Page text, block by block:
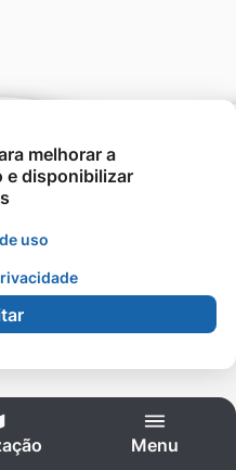
Menu
melhorar a
e disponibilizar
uso